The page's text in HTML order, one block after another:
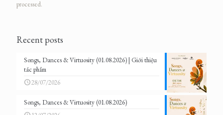
processed.
Recent posts
Songs, Dances & Virtuosity (01.08.2026) | Giới thiệu
tác phẩm
28/07/2026
Songs, Dances & Virtuosity (01.08.2026)